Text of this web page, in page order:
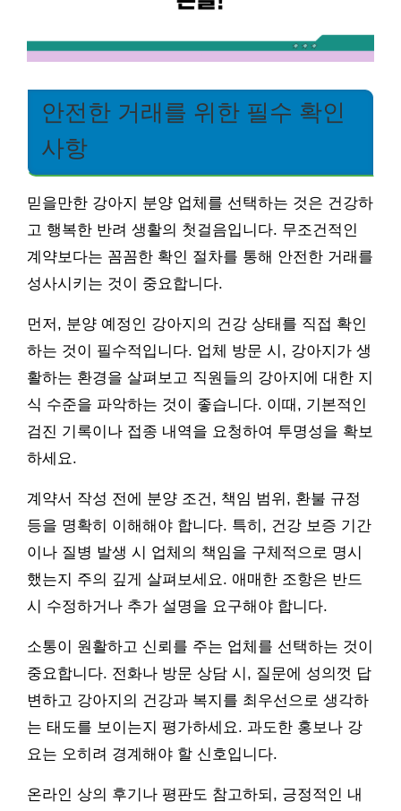
안전한 거래를 위한 필수 확인
사항
믿을만한 강아지 분양 업체를 선택하는 것은 건강하
고 행복한 반려 생활의 첫걸음입니다. 무조건적인
계약보다는 꼼꼼한 확인 절차를 통해 안전한 거래를
성사시키는 것이 중요합니다.
먼저, 분양 예정인 강아지의 건강 상태를 직접 확인
하는 것이 필수적입니다. 업체 방문 시, 강아지가 생
활하는 환경을 살펴보고 직원들의 강아지에 대한 지
식 수준을 파악하는 것이 좋습니다. 이때, 기본적인
검진 기록이나 접종 내역을 요청하여 투명성을 확보
하세요.
계약서 작성 전에 분양 조건, 책임 범위, 환불 규정
등을 명확히 이해해야 합니다. 특히, 건강 보증 기간
이나 질병 발생 시 업체의 책임을 구체적으로 명시
했는지 주의 깊게 살펴보세요. 애매한 조항은 반드
시 수정하거나 추가 설명을 요구해야 합니다.
소통이 원활하고 신뢰를 주는 업체를 선택하는 것이
중요합니다. 전화나 방문 상담 시, 질문에 성의껏 답
변하고 강아지의 건강과 복지를 최우선으로 생각하
는 태도를 보이는지 평가하세요. 과도한 홍보나 강
요는 오히려 경계해야 할 신호입니다.
온라인 상의 후기나 평판도 참고하되, 긍정적인 내